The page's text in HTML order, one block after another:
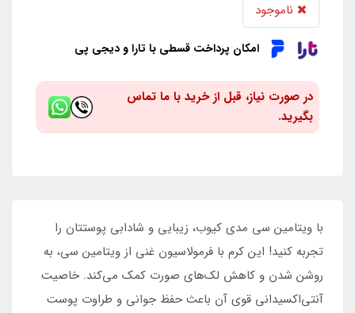
ناموجود
امکان پرداخت قسطی با تارا و دیجی پی
در صورت نیاز، قبل از خرید با ما تماس
بگیرید.
با ویتامین سی مدی کیوب، زیبایی و شادابی پوستتان را
تجربه کنید! این کرم با فرمولاسیون غنی از ویتامین سی، به
روشن شدن و کاهش لک‌های صورت کمک می‌کند. خاصیت
آنتی‌اکسیدانی قوی آن باعث حفظ جوانی و طراوت پوست